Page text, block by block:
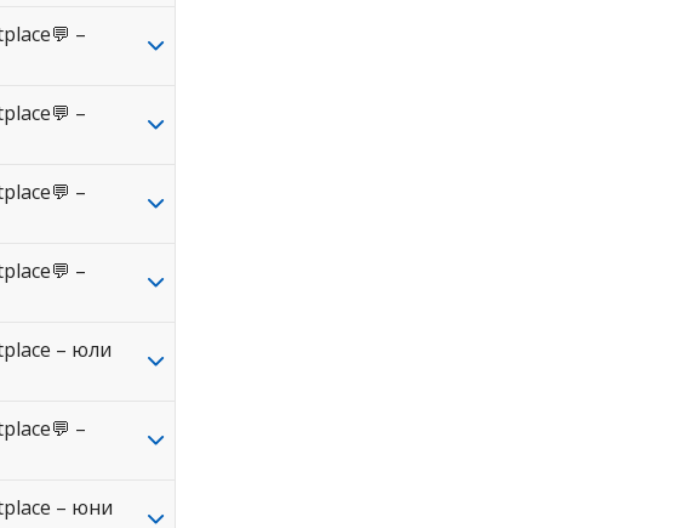
–
–
–
–
– юли
–
– юни